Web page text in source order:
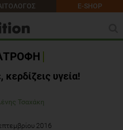
E-SHOP
κερδίζεις υγεία!
Τσαχάκη
2016